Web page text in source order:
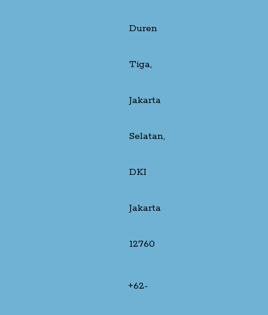
Duren
Tiga,
Jakarta
Selatan,
DKI
Jakarta
12760
+62-